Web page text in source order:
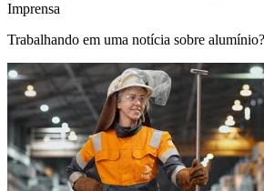
Imprensa
Trabalhando em uma notícia sobre